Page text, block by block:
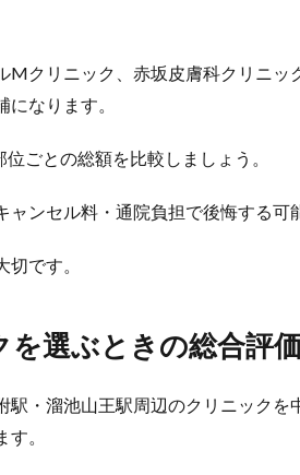
クリニック、赤坂皮膚科クリニッ
なります。
ごとの総額を比較しましょう。
ンセル料・通院負担で後悔する可
です。
を選ぶときの総合評
・溜池山王駅周辺のクリニックを
。